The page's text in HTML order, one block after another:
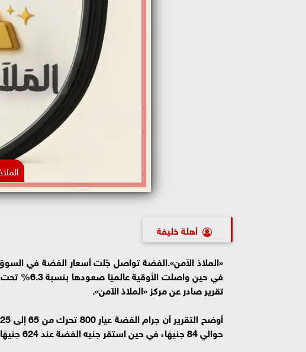
أهلة خليفة
في حين
تقرير صادر عن مركز «الملاذ الآمن».
حوالي 84 جنيهًا، في حين استقر جنيه الفضة عند 624 جنيهًا.